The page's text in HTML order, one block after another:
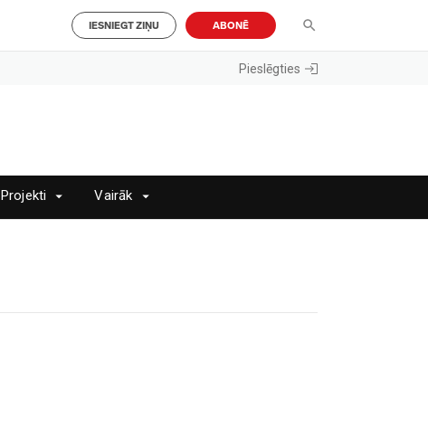
IESNIEGT ZIŅU ABONĒ
Pieslēgties
Projekti Vairāk